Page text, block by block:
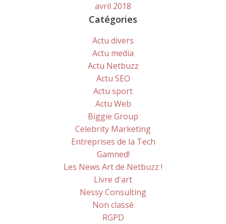
avril 2018
Catégories
Actu divers
Actu media
Actu Netbuzz
Actu SEO
Actu sport
Actu Web
Biggie Group
Celebrity Marketing
Entreprises de la Tech
Gamned!
Les News Art de Netbuzz !
Livre d'art
Nessy Consulting
Non classé
RGPD